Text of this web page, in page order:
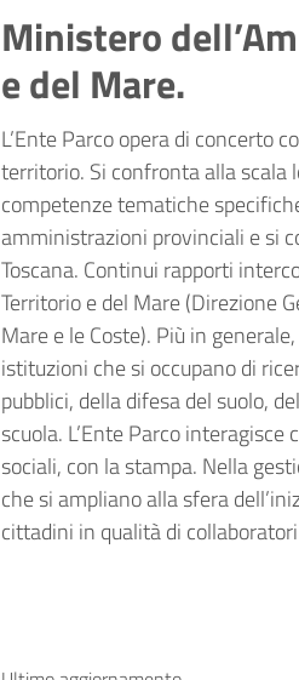
Ministero
e del Mare.
L’Ente Parco opera di concerto
territorio. Si confronta alla scala
competenze tematiche
amministrazioni provinciali e si
Toscana. Continui rapporti
Territorio e del Mare (Direzione
Mare e le Coste). Più in
istituzioni che si occupano di
pubblici, della difesa del suolo,
scuola. L’Ente Parco
sociali, con la stampa. Nella
che si ampliano alla sfera
cittadini in qualità di